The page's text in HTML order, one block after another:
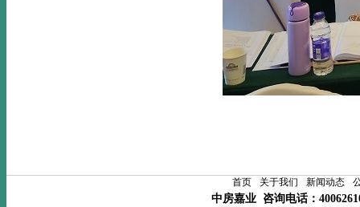
首页 关于我们 新闻动态
中房嘉业 咨询电话：